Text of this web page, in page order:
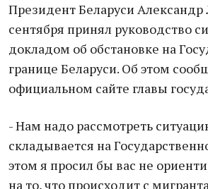
Президент Беларуси
сентября принял руководство
докладом об обстановке на
границе Беларуси. Об этом
официальном сайте главы
- Нам надо рассмотреть
складывается на
этом я просил бы вас не
на то, что происходит с